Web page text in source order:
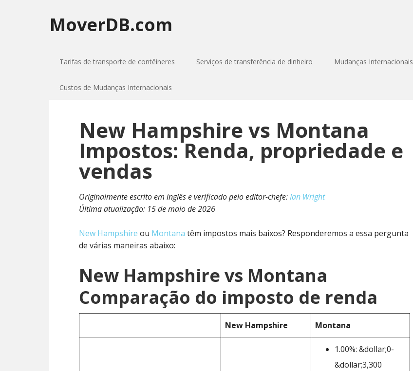
MoverDB.com
Tarifas de transporte de contêineres Serviços de transferência de dinheiro Mudanças Internacionais
Custos de Mudanças Internacionais
New Hampshire vs Montana
Impostos: Renda, propriedade e
vendas
Originalmente escrito em inglês e verificado pelo editor-chefe:Ian Wright
Última atualização: 15 de maio de 2026
New Hampshire ou Montana têm impostos mais baixos? Responderemos a essa pergunta
de várias maneiras abaixo:
New Hampshire vs Montana
Comparação do imposto de renda
New Hampshire Montana
1.00%: &dollar;0-
&dollar;3,300